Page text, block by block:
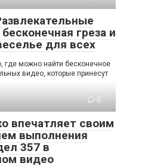
греза и
для всех
где можно найти бесконечное
видео, которые принесут
0
впечатляет своим
выполнения
357 в
видео